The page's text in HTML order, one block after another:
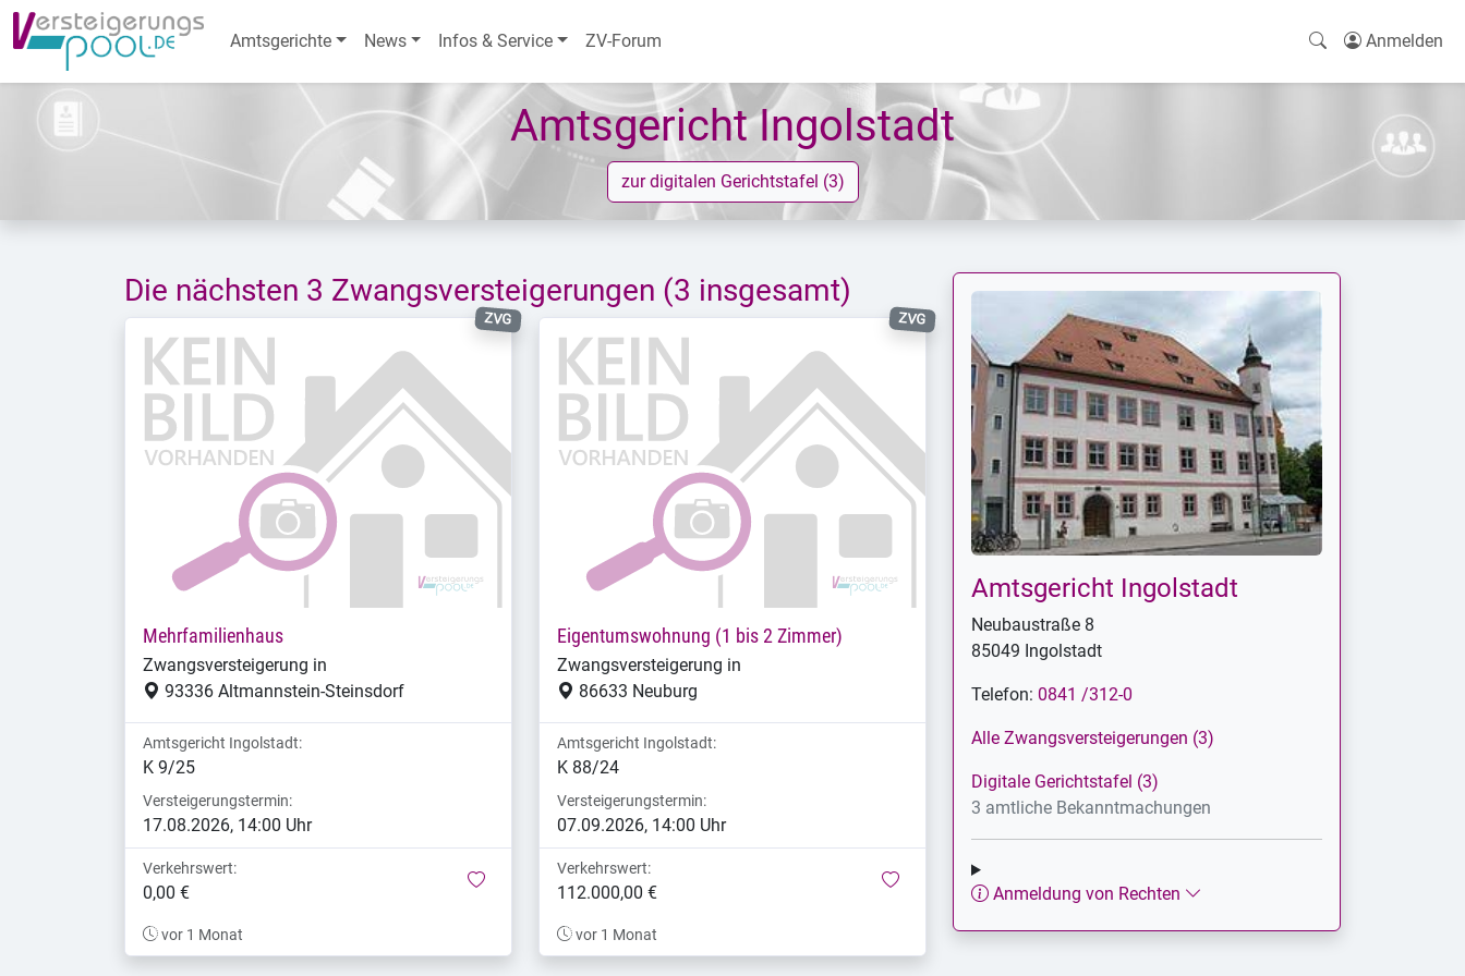
Amtsgerichte News Infos & Service ZV-Forum Anmelden
Amtsgericht Ingolstadt
zur digitalen Gerichtstafel (3)
Die nächsten 3 Zwangsversteigerungen (3 insgesamt)
ZVG
Mehrfamilienhaus
Zwangsversteigerung in
93336 Altmannstein-Steinsdorf
Amtsgericht Ingolstadt:
K 9/25
Versteigerungstermin:
17.08.2026, 14:00 Uhr
Verkehrswert:
0,00 €
merken
vor 1 Monat
ZVG
Eigentumswohnung (1 bis 2 Zimmer)
Zwangsversteigerung in
86633 Neuburg
Amtsgericht Ingolstadt:
K 88/24
Versteigerungstermin:
07.09.2026, 14:00 Uhr
Verkehrswert:
112.000,00 €
merken
vor 1 Monat
Amtsgericht Ingolstadt
Neubaustraße 8
85049 Ingolstadt
Telefon: 0841 /312-0
Alle Zwangsversteigerungen (3)
Digitale Gerichtstafel (3)
3 amtliche Bekanntmachungen
Anmeldung von Rechten